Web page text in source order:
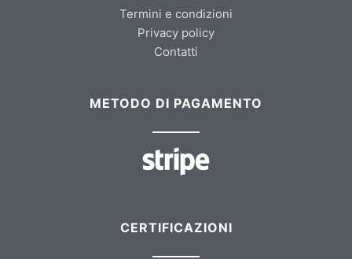
Termini e condizioni
Privacy policy
Contatti
METODO DI PAGAMENTO
CERTIFICAZIONI